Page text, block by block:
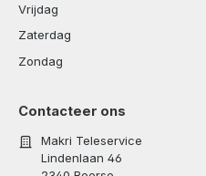
Vrijdag
Zaterdag
Zondag
Contacteer ons
Makri Teleservice
Lindenlaan 46